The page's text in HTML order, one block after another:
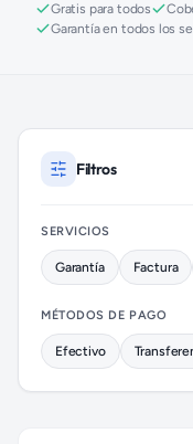
Gratis para todos
Garantía en todos los
Cerrajeros
Filtros
SERVICIOS
Garantía Factura
MÉTODOS DE PAGO
Efectivo